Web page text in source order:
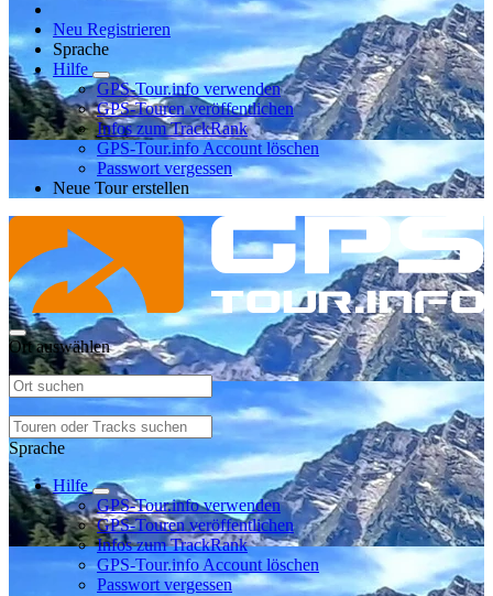
Neu Registrieren
Sprache
Hilfe
GPS-Tour.info verwenden
GPS-Touren veröffentlichen
Infos zum TrackRank
GPS-Tour.info Account löschen
Passwort vergessen
Neue Tour erstellen
Ort auswählen
Sprache
Hilfe
GPS-Tour.info verwenden
GPS-Touren veröffentlichen
Infos zum TrackRank
GPS-Tour.info Account löschen
Passwort vergessen